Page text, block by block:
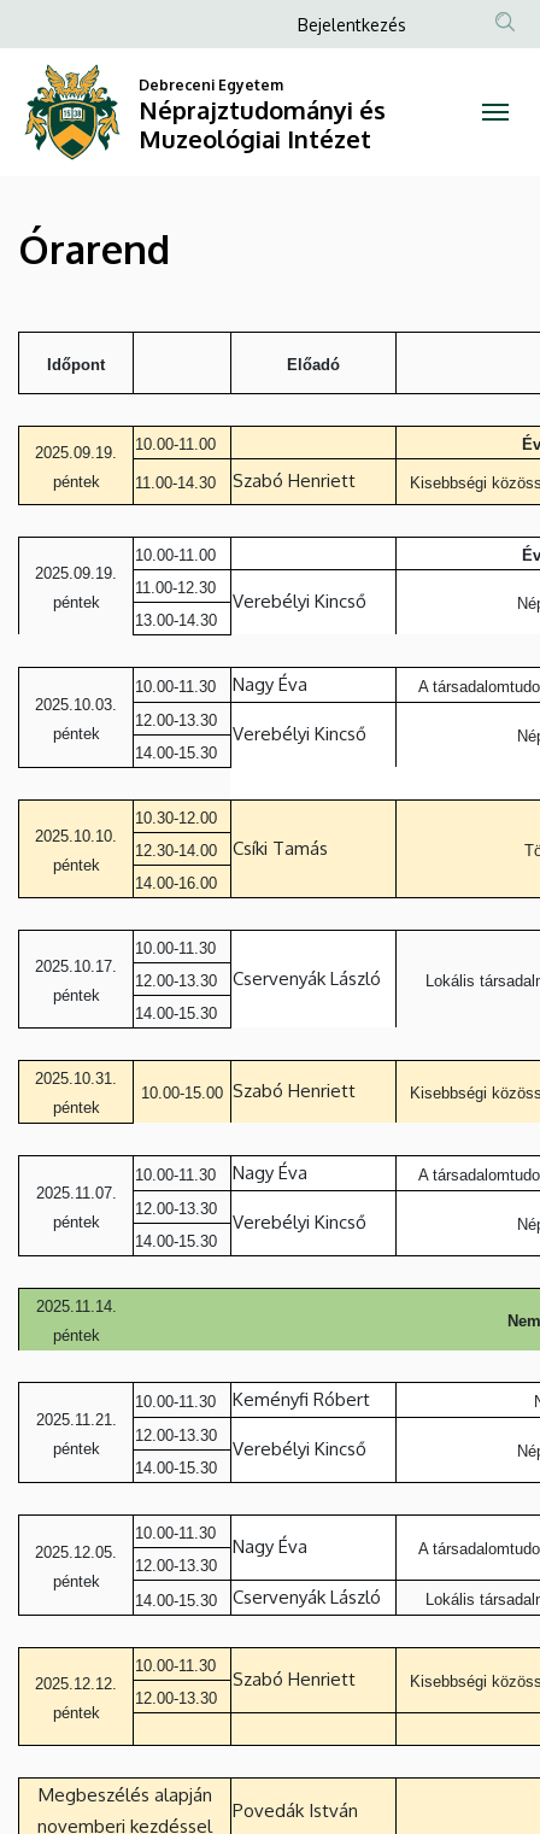
Néprajztudományi
Muzeológiai
Intézet
a
tartalomra
Anonim
fiók
menüje
Bejelentkezés
Debreceni Egyetem
Néprajztudományi és
Muzeológiai Intézet
Órarend
Időpont Előadó
2025.09.19.
péntek
10.00-11.00
11.00-14.30 Szabó Henriett Kisebbségi
2025.09.19.
péntek
10.00-11.00
11.00-12.30
Verebélyi Kincső
13.00-14.30
2025.10.03.
péntek
10.00-11.30 Nagy Éva
A
12.00-13.30
Verebélyi Kincső
14.00-15.30
2025.10.10.
péntek
10.30-12.00
Csíki Tamás
12.30-14.00
14.00-16.00
2025.10.17.
péntek
10.00-11.30
Cservenyák László Lokális
12.00-13.30
14.00-15.30
2025.10.31.
péntek
10.00-15.00 Szabó Henriett Kisebbségi
2025.11.07.
péntek
10.00-11.30 Nagy Éva
A
12.00-13.30
Verebélyi Kincső
14.00-15.30
2025.11.14.
péntek
2025.11.21.
péntek
10.00-11.30 Keményfi Róbert
12.00-13.30
Verebélyi Kincső
14.00-15.30
2025.12.05.
péntek
10.00-11.30
Nagy Éva
A
12.00-13.30
14.00-15.30
Cservenyák László Lokális
2025.12.12.
péntek
10.00-11.30
Szabó Henriett
Kisebbségi
12.00-13.30
Megbeszélés alapján
novemberi kezdéssel
Povedák István